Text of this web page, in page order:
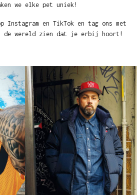
we elke pet uniek!
Instagram en TikTok en tag ons met
de wereld zien dat je erbij hoort!